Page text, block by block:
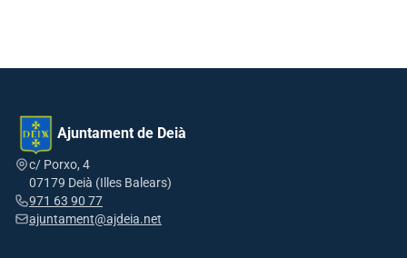
Ajuntament de Deià
c/ Porxo, 4
07179 Deià (Illes Balears)
971 63 90 77
ajuntament@ajdeia.net